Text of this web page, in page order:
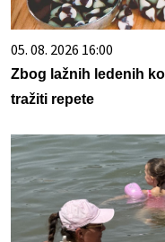
05. 08. 2026 16:00
Zbog lažnih ledenih
tražiti repete